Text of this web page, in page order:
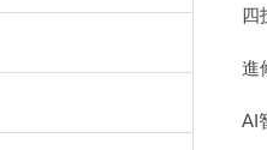
四
進
AI